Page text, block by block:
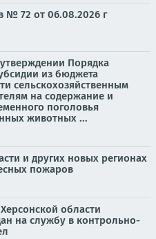
№ 72 от 06.08.2026 г
Порядка
из бюджета
сельскохозяйственным
на содержание и
поголовья
животных ...
и других новых регионах
пожаров
области
на службу в контрольно-